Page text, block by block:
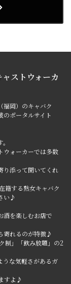
ャストウォーカ
福岡）のキャバク
のポータルサイト
ウォーカーでは多数
り添って聞いてくれ
籍する熟女キャバク
い♪
酒を楽しむお店で
寄れるのが特徴♪
制」「飲み放題」の2
うな気軽さがあるガ
すよ♪